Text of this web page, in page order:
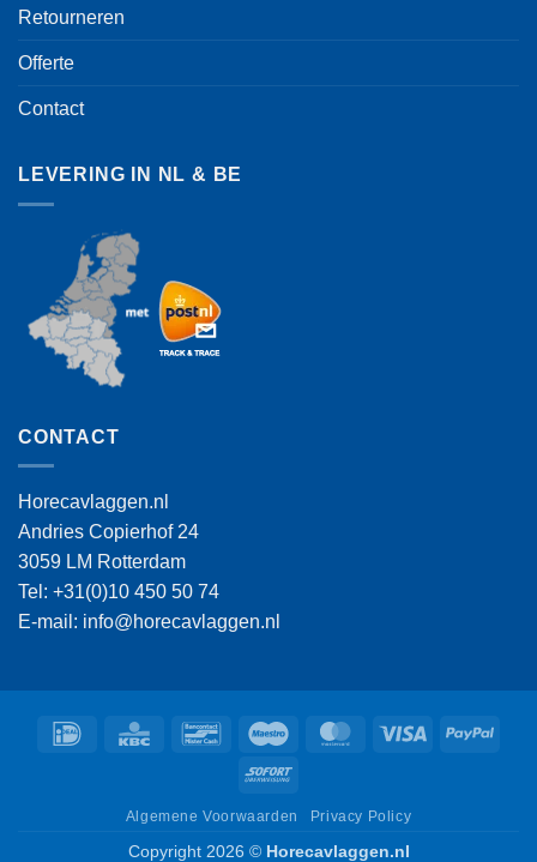
Retourneren
Offerte
Contact
LEVERING IN NL & BE
CONTACT
Horecavlaggen.nl
Andries Copierhof 24
3059 LM Rotterdam
Tel: +31(0)10 450 50 74
E-mail: info@horecavlaggen.nl
IDeal KBC BancontactMaestro MasterCardVisa
Sofort
Algemene Voorwaarden Privacy Policy
Copyright 2026 © Horecavlaggen.nl